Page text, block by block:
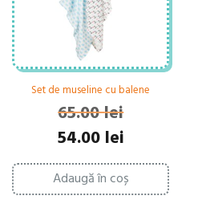
Set de museline cu balene
65.00lei
Prețul
inițial
a
fost:
65.00 lei.
54.00 leiPrețul
curent
este:
54.00 lei.
Adaugă în coș